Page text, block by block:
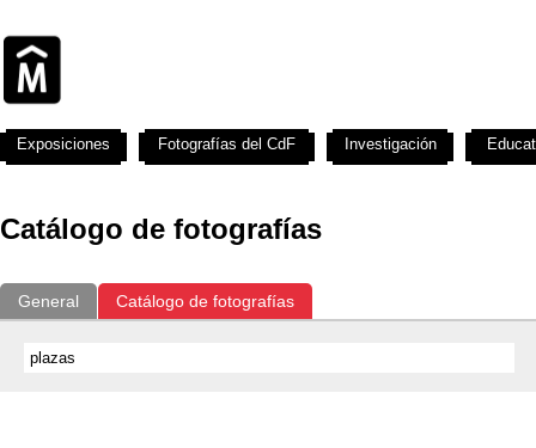
Catálogo de fotografías
General Catálogo de fotografías
Exposiciones Fotografías del CdF Investigación